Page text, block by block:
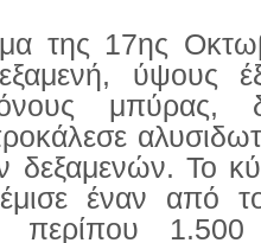
της 17ης
ύψους
μπύρας,
δεξαμενών. Το
έναν από
περίπου